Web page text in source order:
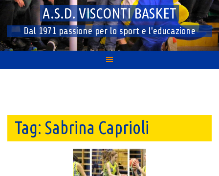
A.S.D. VISCONTI BASKET
Dal 1971 passione per lo sport e l'educazione
Tag: Sabrina Caprioli